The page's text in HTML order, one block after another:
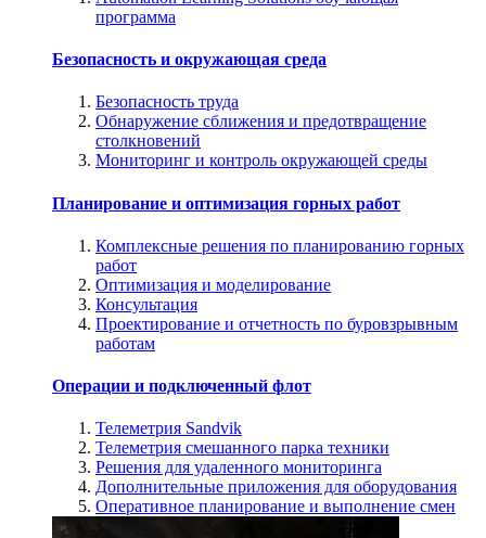
программа
Безопасность и окружающая среда
Безопасность труда
Обнаружение сближения и предотвращение
столкновений
Мониторинг и контроль окружающей среды
Планирование и оптимизация горных работ
Комплексные решения по планированию горных
работ
Оптимизация и моделирование
Консультация
Проектирование и отчетность по буровзрывным
работам
Операции и подключенный флот
Телеметрия Sandvik
Телеметрия смешанного парка техники
Решения для удаленного мониторинга
Дополнительные приложения для оборудования
Оперативное планирование и выполнение смен